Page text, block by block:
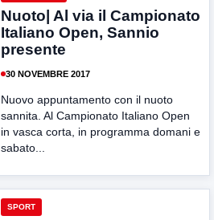
Nuoto| Al via il Campionato
Italiano Open, Sannio
presente
30 NOVEMBRE 2017
Nuovo appuntamento con il nuoto
sannita. Al Campionato Italiano Open
in vasca corta, in programma domani e
sabato...
SPORT